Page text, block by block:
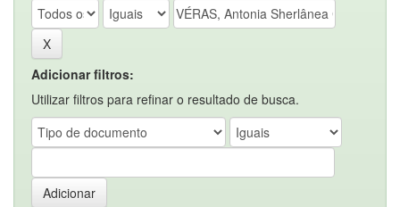
Adicionar filtros:
Utilizar filtros para refinar o resultado de busca.